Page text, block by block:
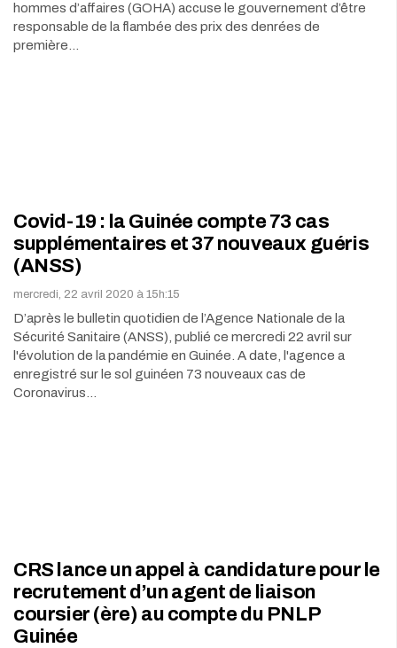
hommes d’affaires (GOHA) accuse le gouvernement d’être
responsable de la flambée des prix des denrées de
première…
Covid-19 : la Guinée compte 73 cas
supplémentaires et 37 nouveaux guéris
(ANSS)
mercredi, 22 avril 2020 à 15h:15
D’après le bulletin quotidien de l’Agence Nationale de la
Sécurité Sanitaire (ANSS), publié ce mercredi 22 avril sur
l'évolution de la pandémie en Guinée. A date, l'agence a
enregistré sur le sol guinéen 73 nouveaux cas de
Coronavirus…
CRS lance un appel à candidature pour le
recrutement d’un agent de liaison
coursier (ère) au compte du PNLP
Guinée